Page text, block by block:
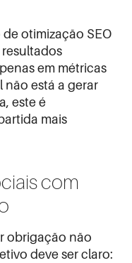
deotimização SEO
em métricas
não está a gerar
este é
mais
com
obrigação não
deve ser claro: